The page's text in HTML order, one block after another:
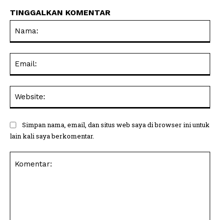
TINGGALKAN KOMENTAR
Simpan nama, email, dan situs web saya di browser ini untuk
lain kali saya berkomentar.